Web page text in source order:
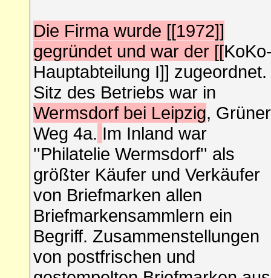
Die Firma wurde [[1972]]
gegründet und war der [[
Hauptabteilung I]] zugeordnet.
Sitz des Betriebs war in
Wermsdorf bei Leipzig, Grüner
Weg 4a. Im Inland war
''Philatelie Wermsdorf'' als
größter Käufer und Verkäufer
von Briefmarken allen
Briefmarkensammlern ein
Begriff. Zusammenstellungen
von postfrischen und